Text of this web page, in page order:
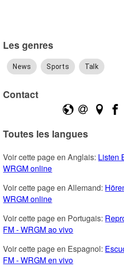
Les genres
News Sports Talk
Contact
Toutes les langues
Voir cette page en Anglais: Listen
WRGM online
Voir cette page en Allemand:
WRGM online
Voir cette page en Portugais:
FM - WRGM ao vivo
Voir cette page en Espagnol:
FM - WRGM en vivo